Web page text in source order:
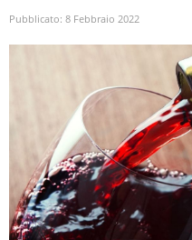
Pubblicato: 8 Febbraio 2022